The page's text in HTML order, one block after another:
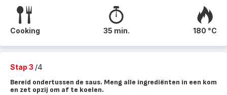
Cooking 35 min. 180 °C
Stap 3 /4
Bereid ondertussen de saus. Meng alle ingrediënten in een kom
en zet opzij om af te koelen.